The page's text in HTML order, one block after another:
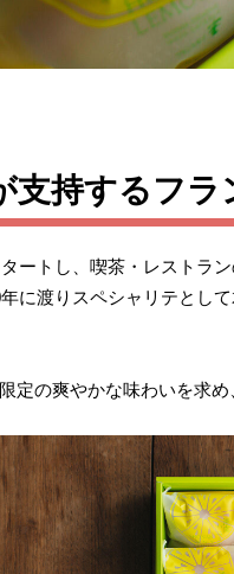
支持するフラ
ートし、喫茶・レストラ
に渡りスペシャリテとし
定の爽やかな味わいを求